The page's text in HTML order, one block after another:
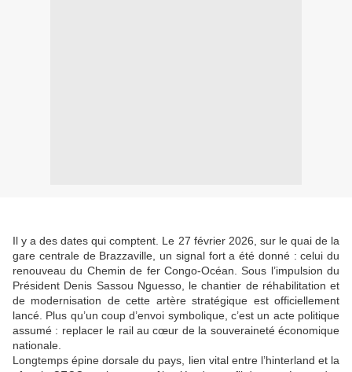
Il y a des dates qui comptent. Le 27 février 2026, sur le quai de la
gare centrale de Brazzaville, un signal fort a été donné : celui du
renouveau du Chemin de fer Congo-Océan. Sous l’impulsion du
Président Denis Sassou Nguesso, le chantier de réhabilitation et
de modernisation de cette artère stratégique est officiellement
lancé. Plus qu’un coup d’envoi symbolique, c’est un acte politique
assumé : replacer le rail au cœur de la souveraineté économique
nationale.
Longtemps épine dorsale du pays, lien vital entre l’hinterland et la